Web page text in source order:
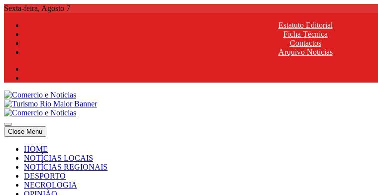
Skip
content
Sexta-feira, Agosto 7
Estatuto Editorial
Ficha Técnica
Contactos
Arquivo Notícias
Comercio e Noticias
Notícias e Publicidade Online
Comercio e Noticias
Notícias e Publicidade Online
Close Menu
HOME
NOTÍCIAS LOCAIS
NOTÍCIAS REGIONAIS
DESPORTO
NECROLOGIA